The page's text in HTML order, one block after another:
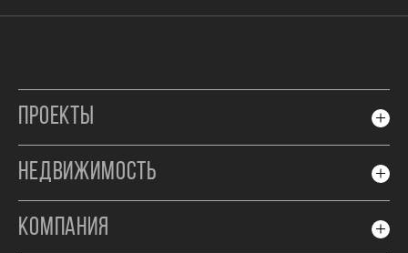
ПРОЕКТЫ
НЕДВИЖИМОСТЬ
КОМПАНИЯ